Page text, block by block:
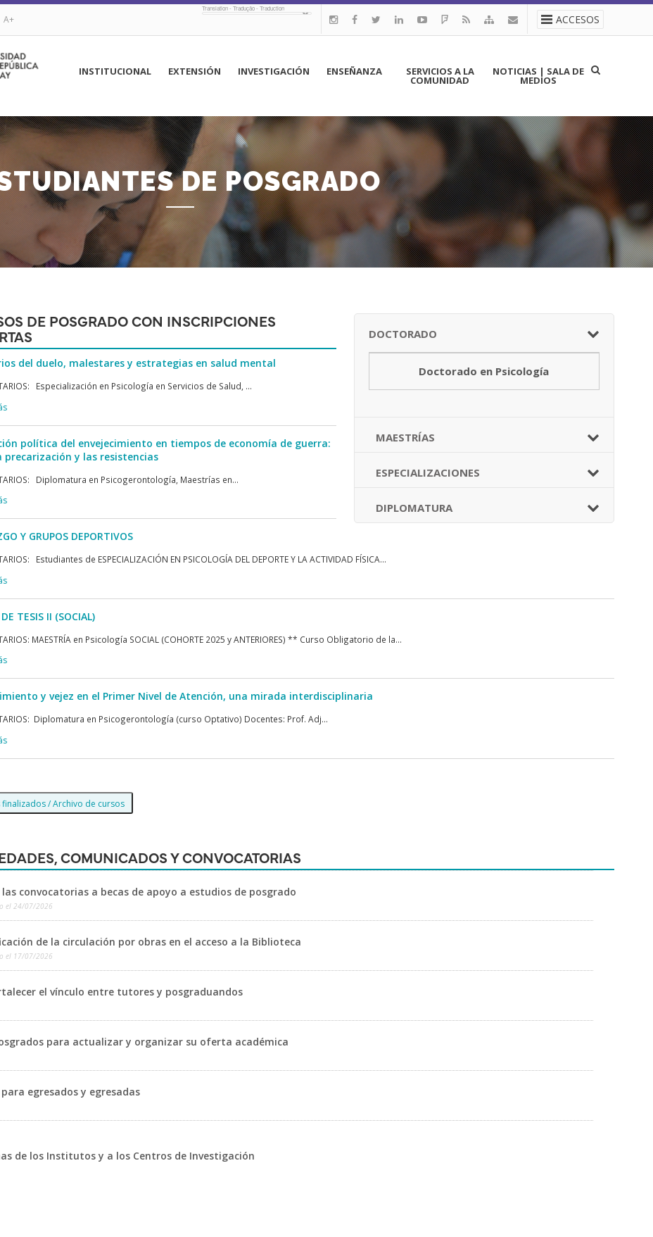
A+ ACCESOS
Translation - Tradução - Traduction
principal
INSTITUCIONAL EXTENSIÓN INVESTIGACIÓN ENSEÑANZA SERVICIOS A LA
COMUNIDAD
NOTICIAS | SALA DE
MEDIOS
DE POSGRADO
DOCTORADO
Doctorado en Psicología
MAESTRÍAS
ESPECIALIZACIONES
DIPLOMATURA
DE POSGRADO CON INSCRIPCIONES
del duelo, malestares y estrategias en salud mental
Especialización en Psicología en Servicios de Salud, ...
política del envejecimiento en tiempos de economía de guerra:
precarización y las resistencias
Diplomatura en Psicogerontología, Maestrías en...
Y GRUPOS DEPORTIVOS
Estudiantes de ESPECIALIZACIÓN EN PSICOLOGÍA DEL DEPORTE Y LA ACTIVIDAD FÍSICA...
TESIS II (SOCIAL)
MAESTRÍA en Psicología SOCIAL (COHORTE 2025 y ANTERIORES) ** Curso Obligatorio de la...
y vejez en el Primer Nivel de Atención, una mirada interdisciplinaria
Diplomatura en Psicogerontología (curso Optativo) Docentes: Prof. Adj...
finalizados / Archivo de cursos
COMUNICADOS Y CONVOCATORIAS
las convocatorias a becas de apoyo a estudios de posgrado
el 24/07/2026
de la circulación por obras en el acceso a la Biblioteca
el 17/07/2026
el vínculo entre tutores y posgraduandos
para actualizar y organizar su oferta académica
egresados y egresadas
de los Institutos y a los Centros de Investigación